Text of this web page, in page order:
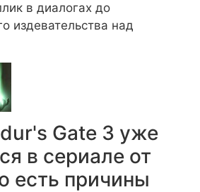
в диалогах до
издевательства над
Gate 3 уже
в сериале от
есть причины